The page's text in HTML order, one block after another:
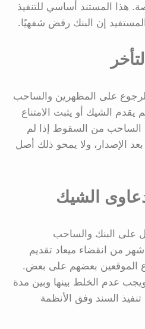
هذا المستند أساسي للتنفيذ
إن البنك رفض شفهيًا.
على المظهرين والساحب
يقدم الشيك أو يثبت الامتناع
الساحب من السقوط إذا لم
الإصدار، ولا يمحو ذلك أصل
الشيك
على البنك والساحب
من انقضاء ميعاد تقديم
الموقعين بعضهم على بعض.
عدم الخلط بينها وبين مدة
السند وفق الأنظمة